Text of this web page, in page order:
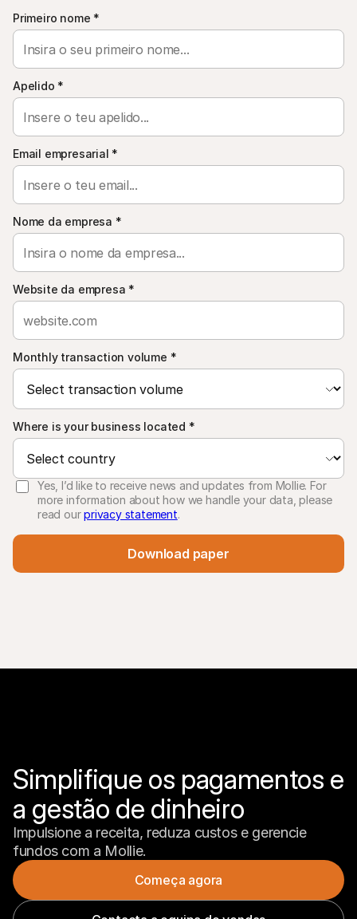
Primeiro nome *
Apelido *
Email empresarial *
Nome da empresa *
Website da empresa *
Monthly transaction volume *
Where is your business located *
Yes, I’d like to receive news and updates from Mollie. For
more information about how we handle your data, please
read ourprivacy statement.
Download paper
Simplifique os pagamentos e
a gestão de dinheiro
Impulsione a receita, reduza custos e gerencie
fundos com a Mollie.
Começa agora